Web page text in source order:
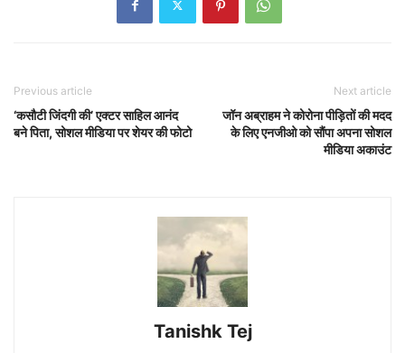
Previous article
‘कसौटी जिंदगी की’ एक्टर साहिल आनंद
बने पिता, सोशल मीडिया पर शेयर की फोटो
Next article
जॉन अब्राहम ने कोरोना पीड़ितों की मदद
के लिए एनजीओ को सौंपा अपना सोशल
मीडिया अकाउंट
Tanishk Tej